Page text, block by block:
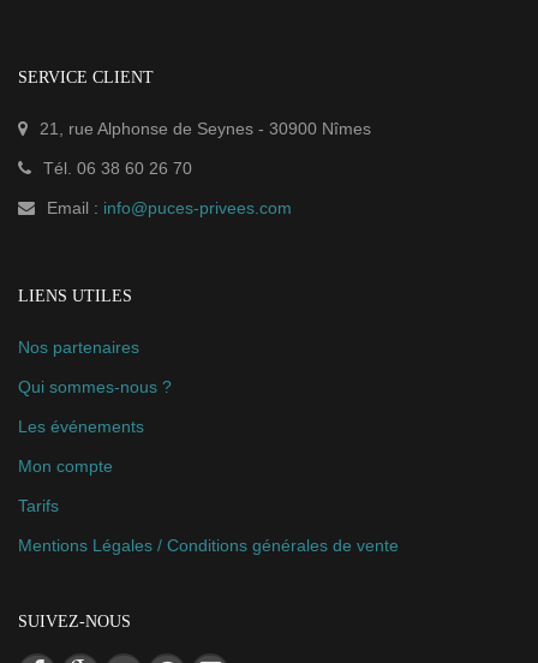
SERVICE CLIENT
21, rue Alphonse de Seynes - 30900 Nîmes
Tél. 06 38 60 26 70
Email : info@puces-privees.com
LIENS UTILES
Nos partenaires
Qui sommes-nous ?
Les événements
Mon compte
Tarifs
Mentions Légales / Conditions générales de vente
SUIVEZ-NOUS